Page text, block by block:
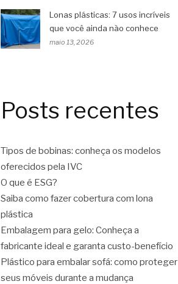
Lonas plásticas: 7 usos incríveis
que você ainda não conhece
maio 13, 2026
Posts recentes
Tipos de bobinas: conheça os modelos
oferecidos pela IVC
O que é ESG?
Saiba como fazer cobertura com lona
plástica
Embalagem para gelo: Conheça a
fabricante ideal e garanta custo-benefício
Plástico para embalar sofá: como proteger
seus móveis durante a mudança